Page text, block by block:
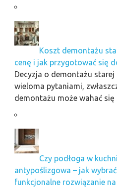
Koszt demontażu
cenę i jak przygotować się
Decyzja o demontażu starej
wieloma pytaniami,
demontażu może wahać
Czy podłoga w
antypoślizgowa – jak
funkcjonalne rozwiązanie